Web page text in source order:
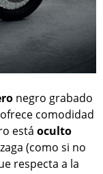
negro grabado
comodidad
está oculto
(como si no
respecta a la